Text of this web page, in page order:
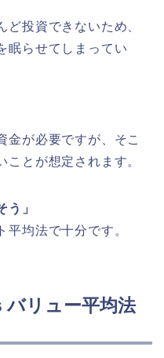
ど投資できないため、
眠らせてしまってい
金が必要ですが、そこ
ことが想定されます。
う」
平均法で十分です。
バリュー平均法